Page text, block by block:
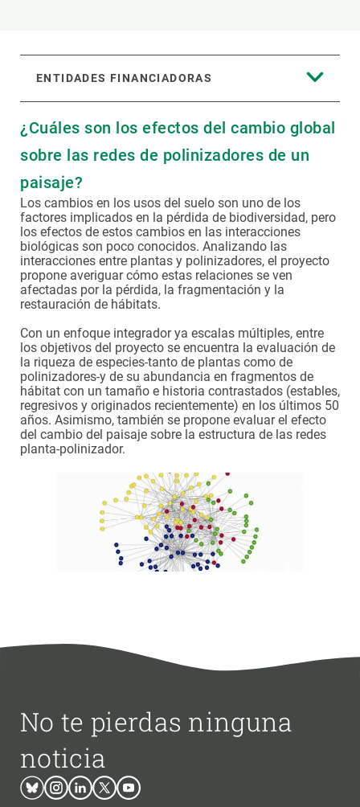
ENTIDADES FINANCIADORAS
¿Cuáles son los efectos del cambio global
sobre las redes de polinizadores de un
paisaje?
Los cambios en los usos del suelo son uno de los
factores implicados en la pérdida de biodiversidad, pero
los efectos de estos cambios en las interacciones
biológicas son poco conocidos. Analizando las
interacciones entre plantas y polinizadores, el proyecto
propone averiguar cómo estas relaciones se ven
afectadas por la pérdida, la fragmentación y la
restauración de hábitats.
Con un enfoque integrador ya escalas múltiples, entre
los objetivos del proyecto se encuentra la evaluación de
la riqueza de especies-tanto de plantas como de
polinizadores-y de su abundancia en fragmentos de
hábitat con un tamaño e historia contrastados (estables,
regresivos y originados recientemente) en los últimos 50
años. Asimismo, también se propone evaluar el efecto
del cambio del paisaje sobre la estructura de las redes
planta-polinizador.
No te pierdas ninguna
noticia
BlueskyInstagram
LinkedinTwitterYoutube